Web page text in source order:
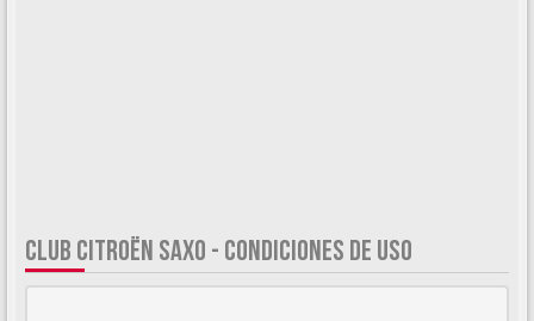
CLUB CITROËN SAXO - CONDICIONES DE USO